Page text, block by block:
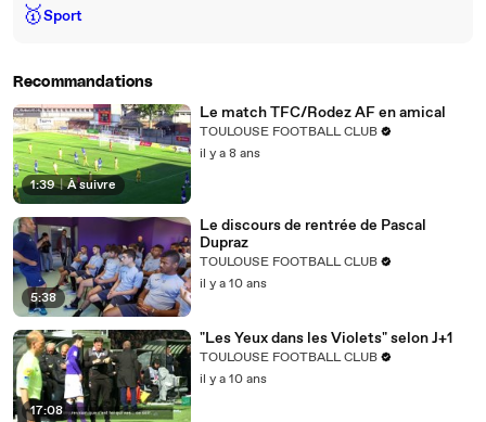
🥇Sport
Recommandations
1:39 | À suivre
Le match TFC/Rodez AF en amical
TOULOUSE FOOTBALL CLUB
il y a 8 ans
5:38
Le discours de rentrée de Pascal
Dupraz
TOULOUSE FOOTBALL CLUB
il y a 10 ans
17:08
"Les Yeux dans les Violets" selon J+1
TOULOUSE FOOTBALL CLUB
il y a 10 ans